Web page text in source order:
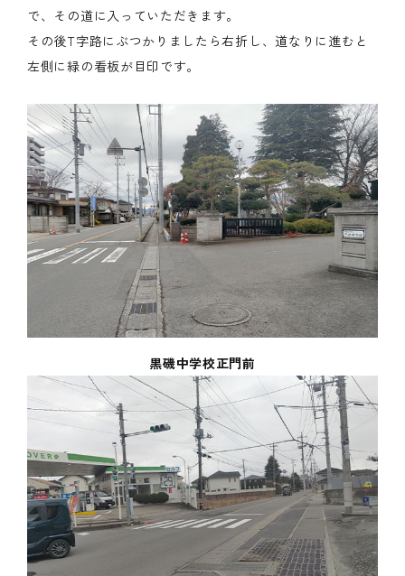
で、その道に入っていただきます。
その後T字路にぶつかりましたら右折し、道なりに進むと
左側に緑の看板が目印です。
黒磯中学校正門前